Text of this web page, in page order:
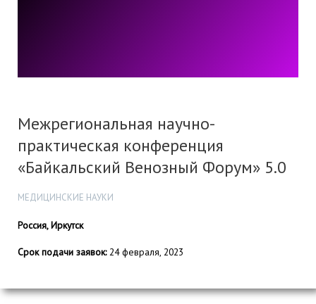
Межрегиональная научно-
практическая конференция
«Байкальский Венозный Форум» 5.0
МЕДИЦИНСКИЕ НАУКИ
Россия, Иркутск
Срок подачи заявок:24 февраля, 2023